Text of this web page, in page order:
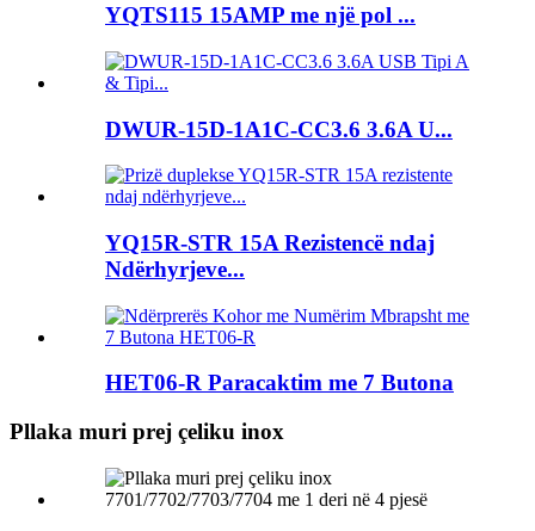
YQTS115 15AMP me një pol ...
DWUR-15D-1A1C-CC3.6 3.6A U...
YQ15R-STR 15A Rezistencë ndaj
Ndërhyrjeve...
HET06-R Paracaktim me 7 Butona
Pllaka muri prej çeliku inox